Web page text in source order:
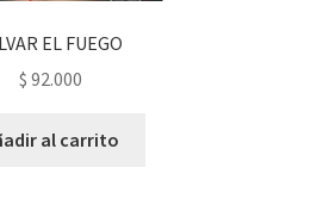
EL FUEGO
$ 92.000
al carrito